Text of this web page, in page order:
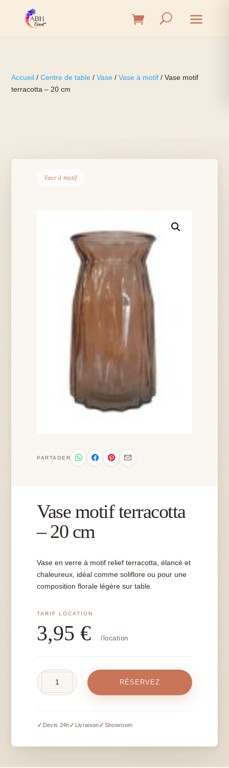
Accueil /Centre de table /Vase /Vase à motif / Vase motif
terracotta – 20 cm
Vase à motif
PARTAGER
Vase motif terracotta
– 20 cm
Vase en verre à motif relief terracotta, élancé et
chaleureux, idéal comme soliflore ou pour une
composition florale légère sur table.
3,95€ /location
terracotta
20
RÉSERVEZ
✓ Devis 24h✓ Livraison✓ Showroom